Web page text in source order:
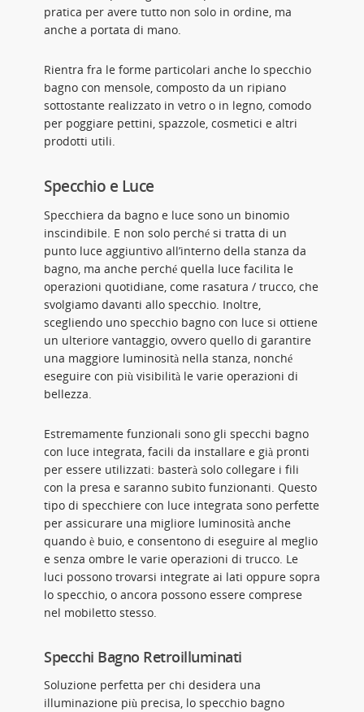
pratica per avere tutto non solo in ordine, ma
anche a portata di mano.
Rientra fra le forme particolari anche lo specchio
bagno con mensole, composto da un ripiano
sottostante realizzato in vetro o in legno, comodo
per poggiare pettini, spazzole, cosmetici e altri
prodotti utili.
Specchio e Luce
Specchiera da bagno e luce sono un binomio
inscindibile. E non solo perché si tratta di un
punto luce aggiuntivo all’interno della stanza da
bagno, ma anche perché quella luce facilita le
operazioni quotidiane, come rasatura / trucco, che
svolgiamo davanti allo specchio. Inoltre,
scegliendo uno specchio bagno con luce si ottiene
un ulteriore vantaggio, ovvero quello di garantire
una maggiore luminosità nella stanza, nonché
eseguire con più visibilità le varie operazioni di
bellezza.
Estremamente funzionali sono gli specchi bagno
con luce integrata, facili da installare e già pronti
per essere utilizzati: basterà solo collegare i fili
con la presa e saranno subito funzionanti. Questo
tipo di specchiere con luce integrata sono perfette
per assicurare una migliore luminosità anche
quando è buio, e consentono di eseguire al meglio
e senza ombre le varie operazioni di trucco. Le
luci possono trovarsi integrate ai lati oppure sopra
lo specchio, o ancora possono essere comprese
nel mobiletto stesso.
Specchi Bagno Retroilluminati
Soluzione perfetta per chi desidera una
illuminazione più precisa, lo specchio bagno